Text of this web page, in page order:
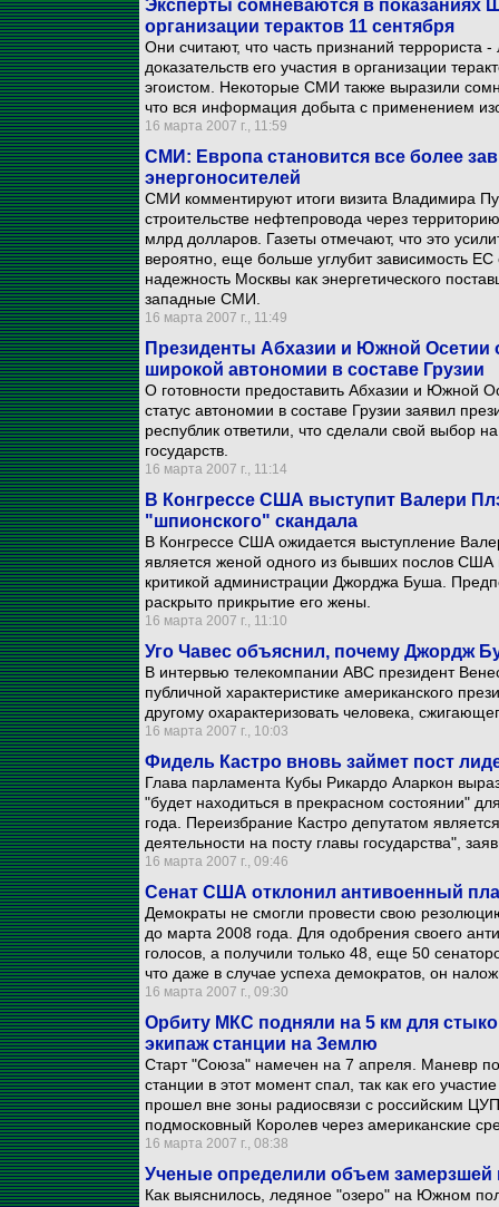
Эксперты сомневаются в показаниях
организации терактов 11 сентября
Они считают, что часть признаний террориста
доказательств его участия в организации
эгоистом. Некоторые СМИ также выразили
что вся информация добыта с применением
16 марта 2007 г., 11:59
СМИ: Европа становится все более
энергоносителей
СМИ комментируют итоги визита Владимира
строительстве нефтепровода через
млрд долларов. Газеты отмечают, что это
вероятно, еще больше углубит зависимость ЕС
надежность Москвы как энергетического
западные СМИ.
16 марта 2007 г., 11:49
Президенты Абхазии и Южной Осетии
широкой автономии в составе Грузии
О готовности предоставить Абхазии и Южной
статус автономии в составе Грузии заявил
республик ответили, что сделали свой выбор
государств.
16 марта 2007 г., 11:14
В Конгрессе США выступит Валери
"шпионского" скандала
В Конгрессе США ожидается выступление
является женой одного из бывших послов
критикой администрации Джорджа Буша.
раскрыто прикрытие его жены.
16 марта 2007 г., 11:10
Уго Чавес объяснил, почему Джордж
В интервью телекомпании ABC президент
публичной характеристике американского
другому охарактеризовать человека,
16 марта 2007 г., 10:03
Фидель Кастро вновь займет пост
Глава парламента Кубы Рикардо Аларкон
"будет находиться в прекрасном состоянии"
года. Переизбрание Кастро депутатом
деятельности на посту главы государства",
16 марта 2007 г., 09:46
Сенат США отклонил антивоенный
Демократы не смогли провести свою
до марта 2008 года. Для одобрения своего
голосов, а получили только 48, еще 50
что даже в случае успеха демократов, он
16 марта 2007 г., 09:30
Орбиту МКС подняли на 5 км для
экипаж станции на Землю
Старт "Союза" намечен на 7 апреля. Маневр
станции в этот момент спал, так как его
прошел вне зоны радиосвязи с российским
подмосковный Королев через американские
16 марта 2007 г., 08:38
Ученые определили объем
Как выяснилось, ледяное "озеро" на Южном